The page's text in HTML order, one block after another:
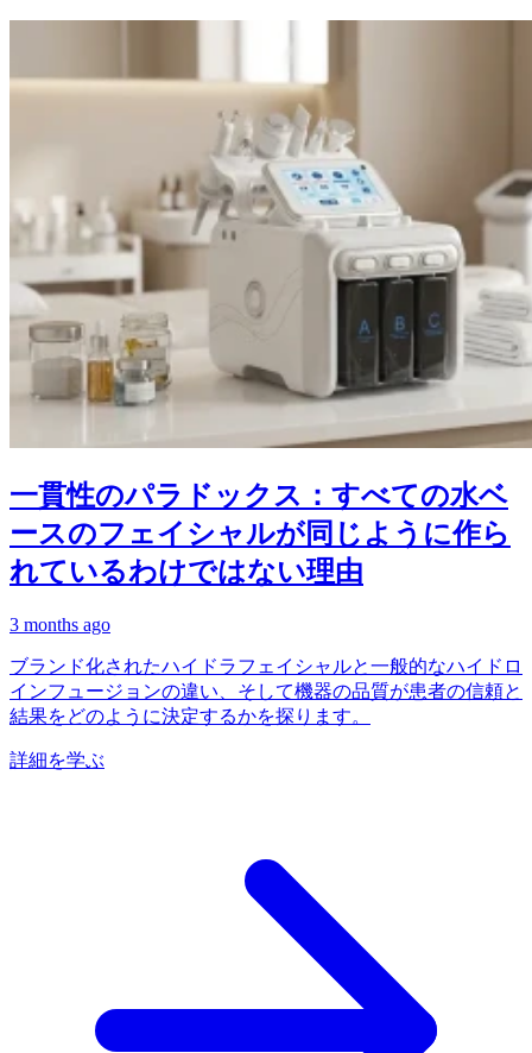
一貫性のパラドックス：すべての水ベ
ースのフェイシャルが同じように作ら
れているわけではない理由
3 months ago
ブランド化されたハイドラフェイシャルと一般的なハイドロ
インフュージョンの違い、そして機器の品質が患者の信頼と
結果をどのように決定するかを探ります。
詳細を学ぶ